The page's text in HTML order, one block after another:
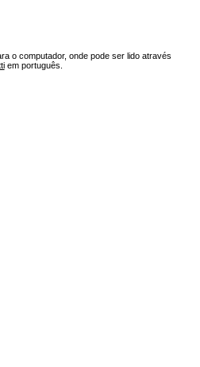
o computador, onde pode ser lido através
em português.